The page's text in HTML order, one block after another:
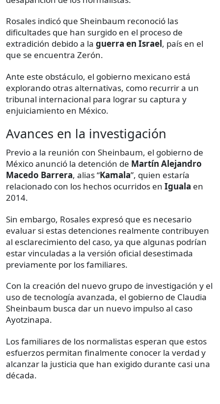
Rosales indicó que Sheinbaum reconoció las
dificultades que han surgido en el proceso de
extradición debido a la guerra en Israel, país en el
que se encuentra Zerón.
Ante este obstáculo, el gobierno mexicano está
explorando otras alternativas, como recurrir a un
tribunal internacional para lograr su captura y
enjuiciamiento en México.
Avances en la investigación
Previo a la reunión con Sheinbaum, el gobierno de
México anunció la detención de Martín Alejandro
Macedo Barrera, alias “Kamala”, quien estaría
relacionado con los hechos ocurridos en Iguala en
2014.
Sin embargo, Rosales expresó que es necesario
evaluar si estas detenciones realmente contribuyen
al esclarecimiento del caso, ya que algunas podrían
estar vinculadas a la versión oficial desestimada
previamente por los familiares.
Con la creación del nuevo grupo de investigación y el
uso de tecnología avanzada, el gobierno de Claudia
Sheinbaum busca dar un nuevo impulso al caso
Ayotzinapa.
Los familiares de los normalistas esperan que estos
esfuerzos permitan finalmente conocer la verdad y
alcanzar la justicia que han exigido durante casi una
década.